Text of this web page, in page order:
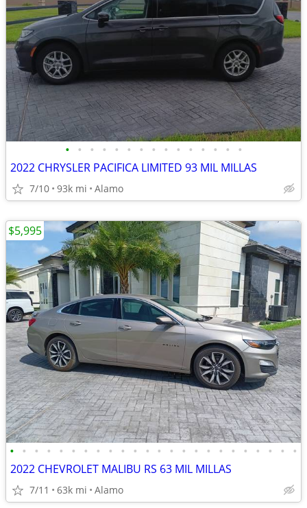
• • • • • • • • • • • • • • •
2022 CHRYSLER PACIFICA LIMITED 93 MIL MILLAS
7/10 93k mi Alamo
• • • • • • • • • • • • • • • • • • • • • • • •
2022 CHEVROLET MALIBU RS 63 MIL MILLAS
7/11 63k mi Alamo
$5,995